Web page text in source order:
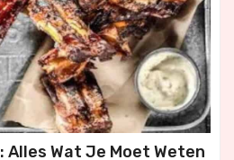
Alles Wat Je Moet Weten